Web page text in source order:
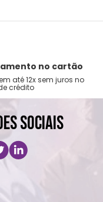
freezer.
micro-
e abrasivos.
no cartão
até 12x sem juros no
crédito
SOCIAIS